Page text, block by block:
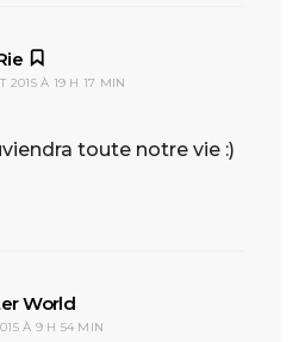
2015 À 19 H 17 MIN
toute notre vie :)
World
À 9 H 54 MIN